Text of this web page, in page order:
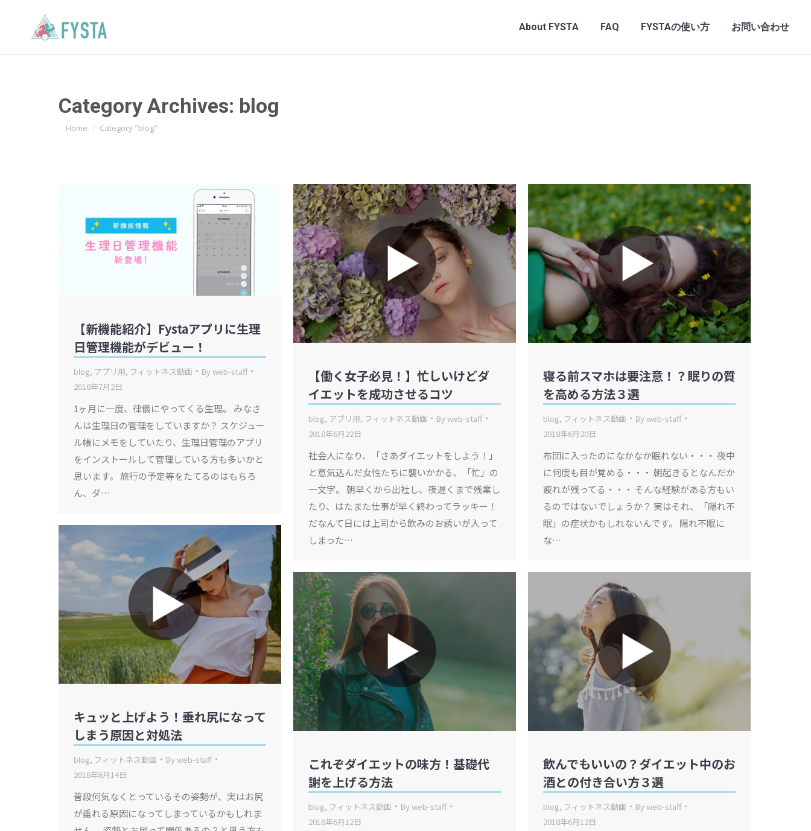
About FYSTA FAQ FYSTAの使い方 お問い合わせ
Category Archives: blog
You are here:
Home Category "blog"
【新機能紹介】Fystaアプリに生理
日管理機能がデビュー！
blog, アプリ用, フィットネス動画 Byweb-staff
2018年7月2日
1ヶ月に一度、律儀にやってくる生理。 みなさ
んは生理日の管理をしていますか？ スケジュー
ル帳にメモをしていたり、生理日管理のアプリ
をインストールして管理している方も多いかと
思います。 旅行の予定等をたてるのはもちろ
ん、ダ…
【働く女子必見！】忙しいけどダ
イエットを成功させるコツ
blog, アプリ用, フィットネス動画 Byweb-staff
2018年6月22日
社会人になり、「さあダイエットをしよう！」
と意気込んだ女性たちに襲いかかる、「忙」の
一文字。 朝早くから出社し、夜遅くまで残業し
たり、はたまた仕事が早く終わってラッキー！
だなんて日には上司から飲みのお誘いが入って
しまった…
寝る前スマホは要注意！？眠りの質
を高める方法３選
blog, フィットネス動画 Byweb-staff
2018年6月20日
布団に入ったのになかなか眠れない・・・ 夜中
に何度も目が覚める・・・ 朝起きるとなんだか
疲れが残ってる・・・ そんな経験がある方もい
るのではないでしょうか？ 実はそれ、「隠れ不
眠」の症状かもしれないんです。 隠れ不眠に
な…
キュッと上げよう！垂れ尻になって
しまう原因と対処法
blog, フィットネス動画 Byweb-staff
2018年6月14日
普段何気なくとっているその姿勢が、実はお尻
が垂れる原因になってしまっているかもしれま
これぞダイエットの味方！基礎代
謝を上げる方法
blog, フィットネス動画 Byweb-staff
2018年6月12日
飲んでもいいの？ダイエット中のお
酒との付き合い方３選
blog, フィットネス動画 Byweb-staff
2018年6月12日